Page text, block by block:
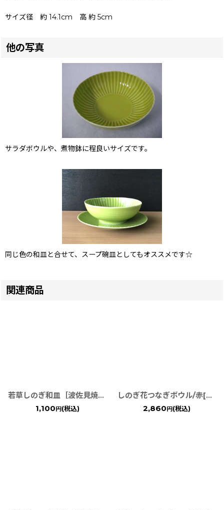
サイズ径 約 14.1cm 高 約 5cm
他の写真
サラダボウルや、煮物鉢に程良いサイズです。
同じ色の和皿と合せて、スープ碗皿としてもオススメです☆
関連商品
若草しのぎ和皿［波佐見焼］◆アウトレット◆
1,100円(税込)
しのぎ花つなぎボウル/赤[有田焼 皓洋窯]
2,860円(税込)